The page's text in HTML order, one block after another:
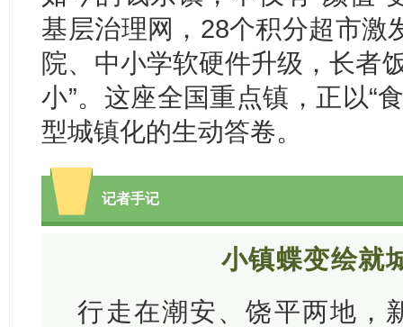
基层治理网，28个积分超市激
院、中小学软硬件升级，长者
小”。这座全国重点镇，正以“
型城镇化的生动答卷。
记者手记
小镇蝶变绘就
行走在潮安、饶平两地，